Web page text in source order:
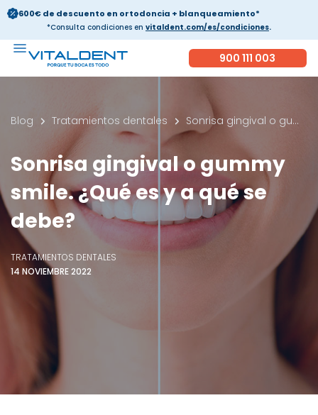
600€ de descuento en ortodoncia + blanqueamiento*
*Consulta condiciones en vitaldent.com/es/condiciones.
900 111 003
Blog Tratamientos dentales Sonrisa gingival o gummy smile. ¿Qué es y a qué se debe?
Sonrisa gingival o gummy
smile. ¿Qué es y a qué se
debe?
TRATAMIENTOS DENTALES
14 NOVIEMBRE 2022